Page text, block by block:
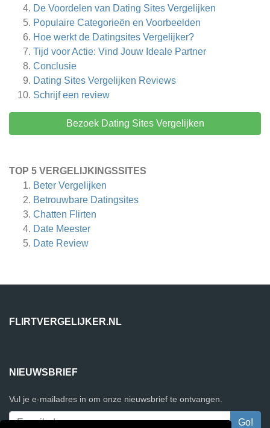
De Voordelen van Dating Sites Vergelijken
Populaire Categorieën en Voorbeelden
Hoe werkt de Datingsites Vergelijker?
Tijd voor Actie: Vind Jouw Ideale Partner
Conclusie
Dating Sites Vergelijken Reviews
Schrijf een review
Bezoek Dating Sites Vergelijken
TOP 5 VERGELIJKINGSSITES
Beter Vergelijken
Betrouwbare Datingsites
Chatten Flirten
Date Meester
Date Review
FLIRTVERGELIJKER.NL
NIEUWSBRIEF
Vul je e-mailadres in om onze nieuwsbrief te ontvangen.